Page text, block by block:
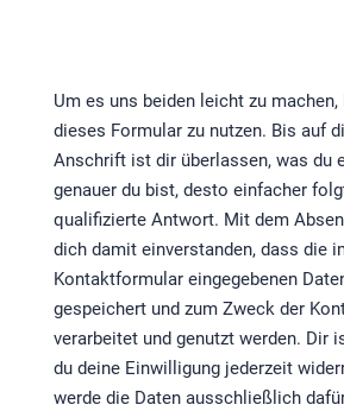
Um es uns beiden leicht zu
dieses Formular zu nutzen. Bis auf
Anschrift ist dir überlassen, was du
genauer du bist, desto einfacher
qualifizierte Antwort. Mit dem
dich damit einverstanden, dass die
Kontaktformular eingegebenen
gespeichert und zum Zweck der
verarbeitet und genutzt werden. Dir
du deine Einwilligung jederzeit
werde die Daten ausschließlich